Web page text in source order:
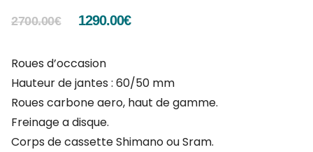
2700.00€ 1290.00€
Roues d’occasion
Hauteur de jantes : 60/50 mm
Roues carbone aero, haut de gamme.
Freinage a disque.
Corps de cassette Shimano ou Sram.